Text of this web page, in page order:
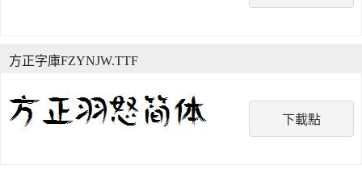
下載點
方正字庫FZYNJW.TTF